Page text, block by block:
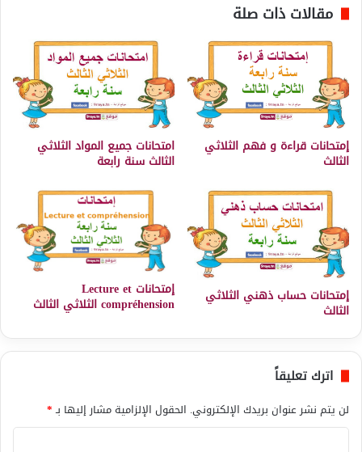
مقالات ذات صلة
إمتحانات قراءة و فهم الثلاثي
الثالث
امتحانات جميع المواد الثلاثي
الثالث سنة رابعة
إمتحانات حساب ذهني الثلاثي
الثالث
إمتحانات Lecture et
compréhension الثلاثي الثالث
اترك تعليقاً
لن يتم نشر عنوان بريدك الإلكتروني. الحقول الإلزامية مشار إليها بـ*